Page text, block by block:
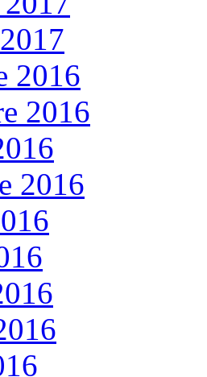
2016
2016
2016